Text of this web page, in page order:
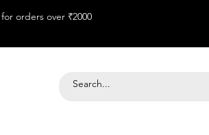
orders over ₹2000